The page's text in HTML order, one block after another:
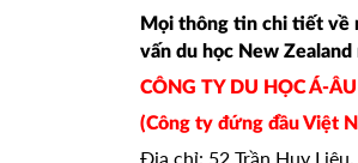
Mọi thông tin chi tiết về
vấn du học New Zealand
CÔNG TY DU HỌC Á-
(Công ty đứng đầu Việt
Địa chỉ: 52 Trần Huy